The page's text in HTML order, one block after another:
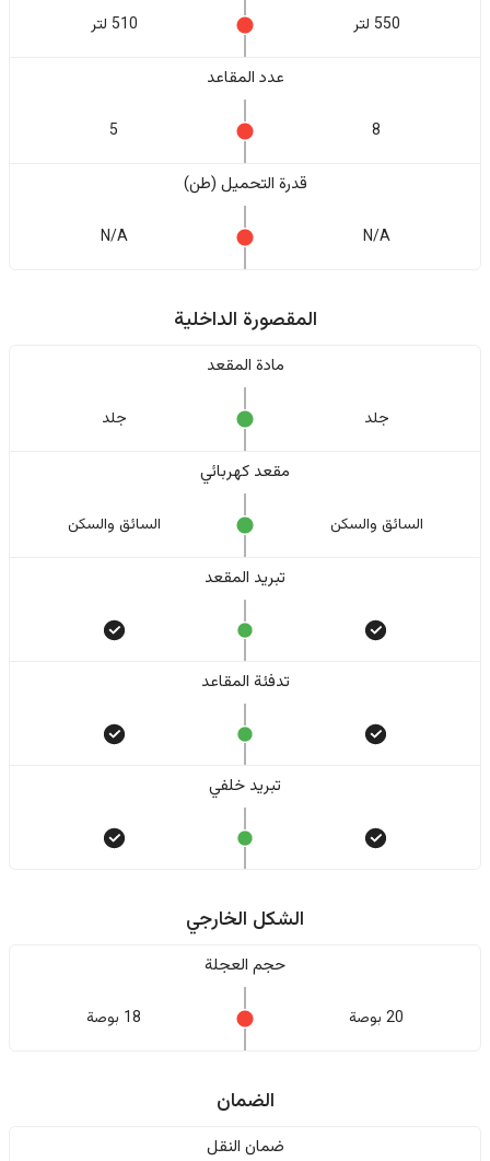
550 لتر 510 لتر
عدد المقاعد
8
5
قدرة التحميل (طن)
N/A
N/A
المقصورة الداخلية
مادة المقعد
جلد جلد
مقعد كهربائي
السائق والسکن السائق والسکن
تبريد المقعد
تدفئة المقاعد
تبريد خلفي
الشكل الخارجي
حجم العجلة
20 بوصة 18 بوصة
الضمان
ضمان النقل